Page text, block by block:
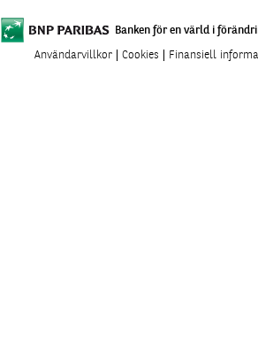
Banken för en värld i
Användarvillkor Cookies Finansiell